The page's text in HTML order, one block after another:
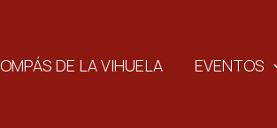
DE LA VIHUELA EVENTOS